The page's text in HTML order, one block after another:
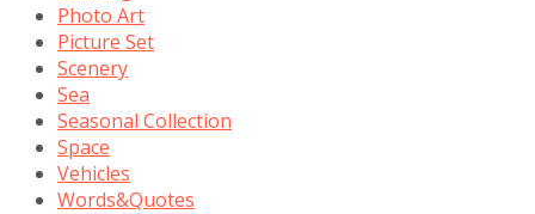
Photo Art
Picture Set
Scenery
Sea
Seasonal Collection
Space
Vehicles
Words&Quotes